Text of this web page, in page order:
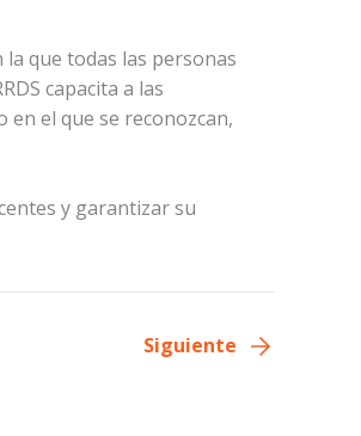
que todas las personas
capacita a las
el que se reconozcan,
y garantizar su
Siguiente